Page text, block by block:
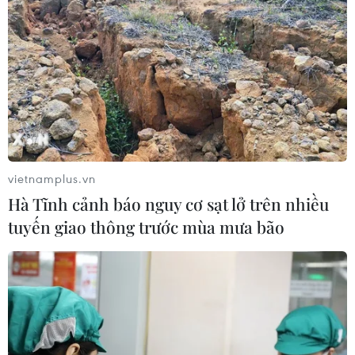
Đề xuất trợ cấp một lần cho giáo viên
mầm non đã nghỉ công tác chưa
hưởng chế độ
05/08/2026 14:59
Chính sách khuyến khích doanh
nghiệp tham gia hoạt động giáo dục
nghề nghiệp
05/08/2026 14:58
Thực hiện các nhiệm vụ trọng tâm
trong năm học 2026-2027
05/08/2026 13:13
Thi lại ở Tuyên Quang: Thí
vietnamplus.vn
Hà Tĩnh cảnh báo nguy cơ sạt lở trên nhiều
tuyến giao thông trước mùa mưa bão